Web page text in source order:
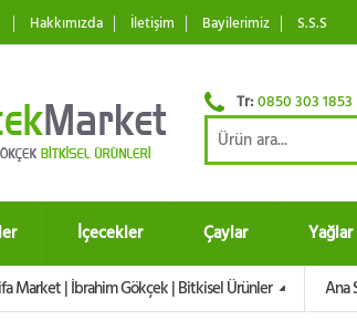
Hakkımızda İletişim Bayilerimiz S.S.S
Tr:0850 303 1853
İçecekler Çaylar Yağlar
Market | İbrahim Gökçek | Bitkisel Ürünler Ana